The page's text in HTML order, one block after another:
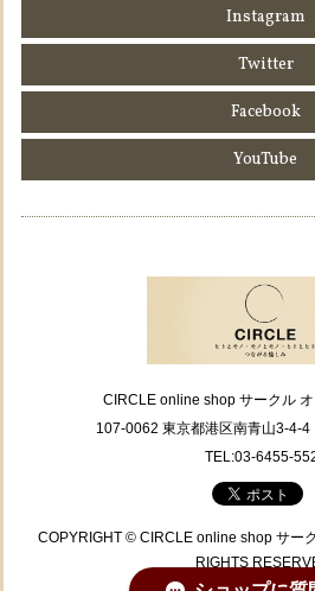
Instagram
Twitter
Facebook
YouTube
CIRCLE online shop サークル
107-0062 東京都港区南青山3-4-
TEL:03-6455-
COPYRIGHT © CIRCLE online shop サー
RIGHTS